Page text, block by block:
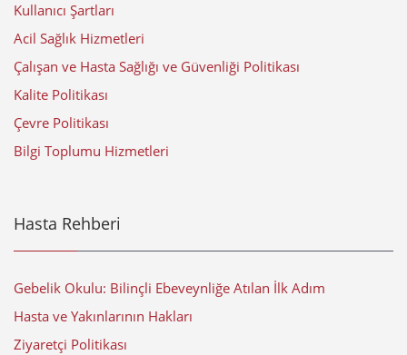
Kullanıcı Şartları
Acil Sağlık Hizmetleri
Çalışan ve Hasta Sağlığı ve Güvenliği Politikası
Kalite Politikası
Çevre Politikası
Bilgi Toplumu Hizmetleri
Hasta Rehberi
Gebelik Okulu: Bilinçli Ebeveynliğe Atılan İlk Adım
Hasta ve Yakınlarının Hakları
Ziyaretçi Politikası